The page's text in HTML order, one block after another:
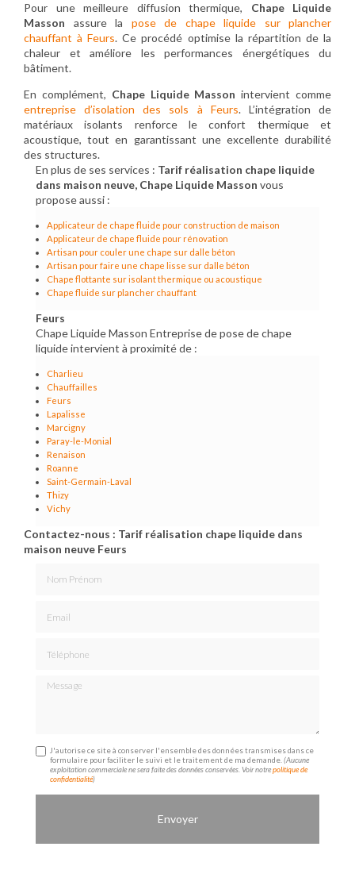
Pour une meilleure diffusion thermique, Chape Liquide
Masson assure la pose de chape liquide sur plancher
chauffant à Feurs. Ce procédé optimise la répartition de la
chaleur et améliore les performances énergétiques du
bâtiment.
En complément, Chape Liquide Masson intervient comme
entreprise d’isolation des sols à Feurs. L’intégration de
matériaux isolants renforce le confort thermique et
acoustique, tout en garantissant une excellente durabilité
des structures.
En plus de ses services : Tarif réalisation chape liquide
dans maison neuve, Chape Liquide Masson vous
propose aussi :
Applicateur de chape fluide pour construction de maison
Applicateur de chape fluide pour rénovation
Artisan pour couler une chape sur dalle béton
Artisan pour faire une chape lisse sur dalle béton
Chape flottante sur isolant thermique ou acoustique
Chape fluide sur plancher chauffant
Feurs
Chape Liquide Masson Entreprise de pose de chape
liquide intervient à proximité de :
Charlieu
Chauffailles
Feurs
Lapalisse
Marcigny
Paray-le-Monial
Renaison
Roanne
Saint-Germain-Laval
Thizy
Vichy
Contactez-nous : Tarif réalisation chape liquide dans
maison neuve Feurs
Message
J'autorise ce site à conserver l'ensemble des données transmises dans ce
formulaire pour faciliter le suivi et le traitement de ma demande.(Aucune
exploitation commerciale ne sera faite des données conservées. Voir notrepolitique de
confidentialité)